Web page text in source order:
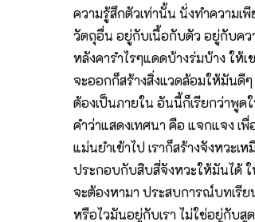
ความรู้สึกตัวเท่านั้น นั่งทำความเ
วัตถุอื่น อยู่กับเนื้อกับตัว อยู่กับคว
หลังคารำไรๆแดดบ้างร่มบ้าง ให้
จะออกก็สร้างสิ่งแวดล้อมให้มันดี
ต้องเป็นภายใน อันนี้ก็เรียกว่าพู
คำว่าแสดงเทศนา คือ แจกแจง เ
แม่นยำเข้าไป เราก็สร้างจังหวะ
ประกอบกับสิบสี่จังหวะให้มันได้ ใ
จะต้องหามา ประสบการณ์บทเรีย
หรือไวมันอยู่กับเรา ไม่ใช่อยู่กับสู